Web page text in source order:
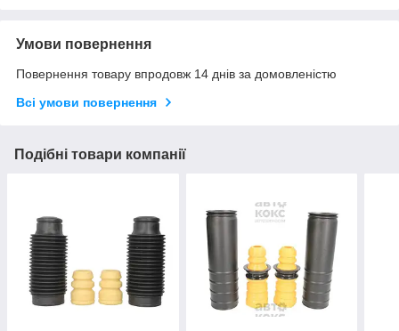
Умови повернення
Повернення товару впродовж 14 днів за домовленістю
Всі умови повернення
Подібні товари компанії